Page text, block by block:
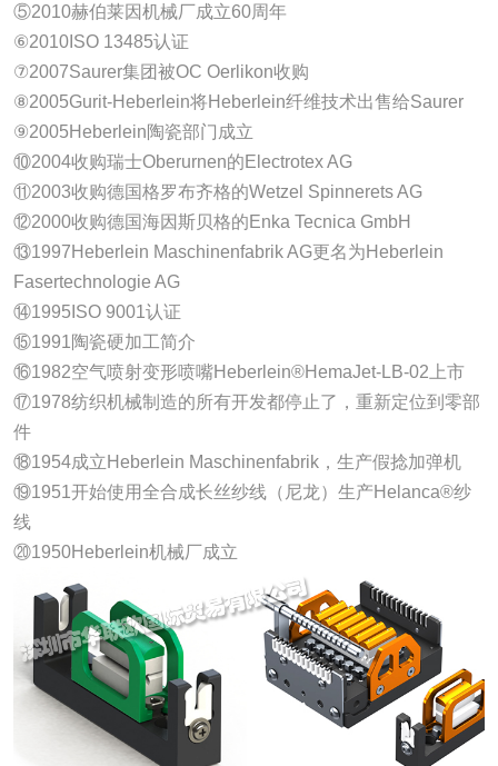
⑤2010赫伯莱因机械厂成立60周年
⑥2010ISO 13485认证
⑦2007Saurer集团被OC Oerlikon收购
⑧2005Gurit-Heberlein将Heberlein纤维技术出售给Saurer
⑨2005Heberlein陶瓷部门成立
⑩2004收购瑞士Oberurnen的Electrotex AG
⑪2003收购德国格罗布齐格的Wetzel Spinnerets AG
⑫2000收购德国海因斯贝格的Enka Tecnica GmbH
⑬1997Heberlein Maschinenfabrik AG更名为Heberlein
Fasertechnologie AG
⑭1995ISO 9001认证
⑮1991陶瓷硬加工简介
⑯1982空气喷射变形喷嘴Heberlein®HemaJet-LB-02上市
⑰1978纺织机械制造的所有开发都停止了，重新定位到零部
件
⑱1954成立Heberlein Maschinenfabrik，生产假捻加弹机
⑲1951开始使用全合成长丝纱线（尼龙）生产Helanca®纱
线
⑳1950Heberlein机械厂成立